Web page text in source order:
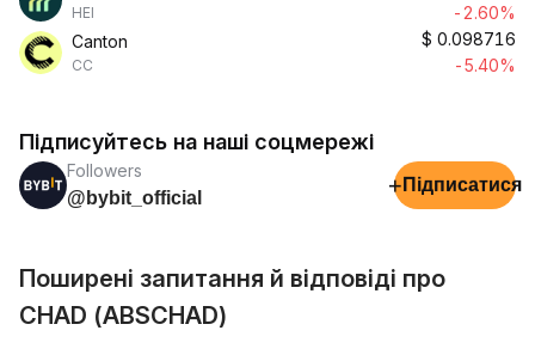
HEI
-2.60%
Canton
CC
$ 0.098716
-5.40%
Підписуйтесь на наші соцмережі
Followers
@bybit_official
+ Підписатися
Поширені запитання й відповіді про
CHAD (ABSCHAD)